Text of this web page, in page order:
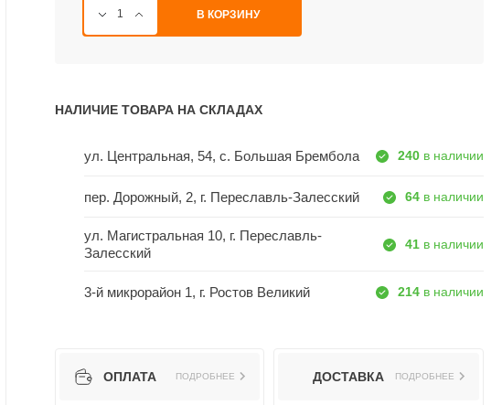
В КОРЗИНУ
НАЛИЧИЕ ТОВАРА НА СКЛАДАХ
ул. Центральная, 54, c. Большая Брембола 240 в наличии
пер. Дорожный, 2, г. Переславль-Залесский 64 в наличии
ул. Магистральная 10, г. Переславль-
Залесский
41 в наличии
3-й микрорайон 1, г. Ростов Великий 214 в наличии
ОПЛАТА ПОДРОБНЕЕ ДОСТАВКА ПОДРОБНЕЕ